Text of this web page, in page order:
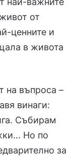
от
ценните и
в живота
на въпроса –
винаги:
Събирам
Но по
за